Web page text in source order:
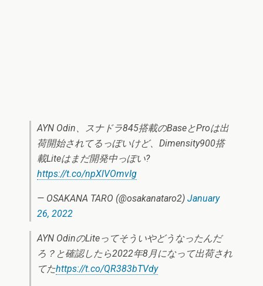
AYN Odin、スナドラ845搭載のBaseとProは出
荷開始されてるっぽいけど、Dimensity900搭
載Liteはまだ開発中っぽい?
https://t.co/npXlVOmvIg
— OSAKANA TARO (@osakanataro2) January
26, 2022
AYN OdinのLiteってそういやどうなったんだ
ろ？と確認したら2022年8月になって出荷され
てたhttps://t.co/QR383bTVdy